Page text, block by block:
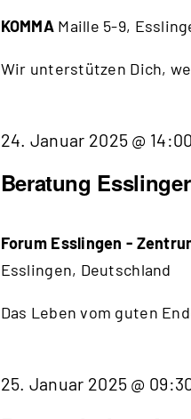
KOMMA Maille 5-9,
Wir unterstützen Dich,
Beratung
24. Januar 2025 @ 14:00
Forum Esslingen -
Esslingen, Deutschland
Das Leben vom guten
25. Januar 2025 @